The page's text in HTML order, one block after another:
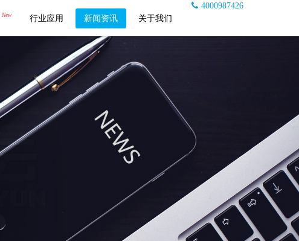
4000987426
New 行业应用 新闻资讯 关于我们